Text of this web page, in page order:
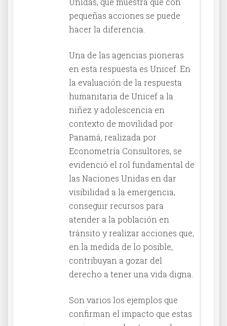
pequeñas acciones se puede
hacer la diferencia.
Una de las agencias pioneras
en esta respuesta es Unicef. En
la evaluación de la respuesta
humanitaria de Unicef a la
niñez y adolescencia en
contexto de movilidad por
Panamá, realizada por
Econometría Consultores, se
evidenció el rol fundamental de
las Naciones Unidas en dar
visibilidad a la emergencia,
conseguir recursos para
atender a la población en
tránsito y realizar acciones que,
en la medida de lo posible,
contribuyan a gozar del
derecho a tener una vida digna.
Son varios los ejemplos que
confirman el impacto que estas